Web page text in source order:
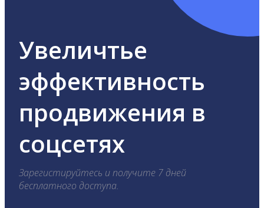
Увеличтье
эффективность
продвижения в
соцсетях
Зарегистируйтесь и получите 7 дней
бесплатного доступа.